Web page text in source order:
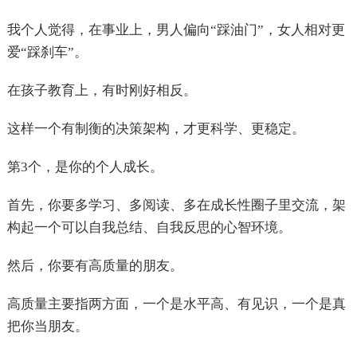
我个人觉得，在事业上，男人偏向“踩油门”，女人相对更
爱“踩刹车”。
在孩子教育上，有时刚好相反。
这样一个有制衡的决策架构，才更科学、更稳定。
第3个，是你的个人成长。
首先，你要多学习、多阅读、多在成长性圈子里交流，架
构起一个可以自我总结、自我反思的心智环境。
然后，你要有高质量的朋友。
高质量主要指两方面，一个是水平高、有见识，一个是真
把你当朋友。